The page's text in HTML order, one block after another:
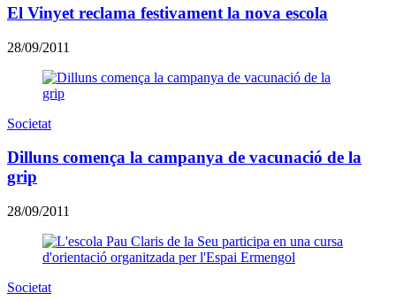
El Vinyet reclama festivament la nova escola
28/09/2011
Societat
Dilluns comença la campanya de vacunació de la
grip
28/09/2011
Societat